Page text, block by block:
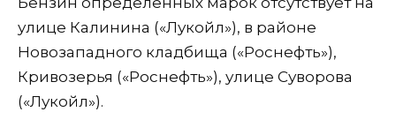
улице Калинина («Лукойл»), в районе
Новозападного кладбища («Роснефть»),
Кривозерья («Роснефть»), улице Суворова
(«Лукойл»).